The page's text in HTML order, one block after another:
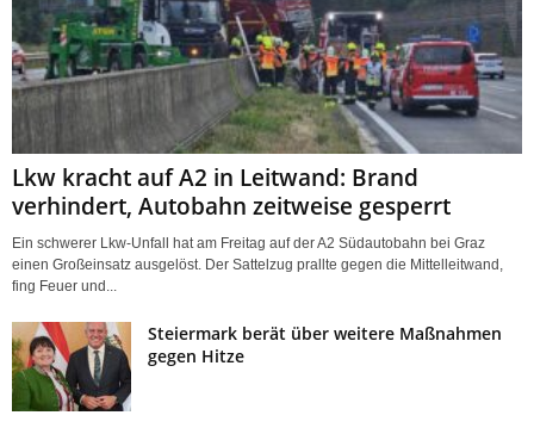
Lkw kracht auf A2 in Leitwand: Brand
verhindert, Autobahn zeitweise gesperrt
Ein schwerer Lkw-Unfall hat am Freitag auf der A2 Südautobahn bei Graz
einen Großeinsatz ausgelöst. Der Sattelzug prallte gegen die Mittelleitwand,
fing Feuer und...
Steiermark berät über weitere Maßnahmen
gegen Hitze